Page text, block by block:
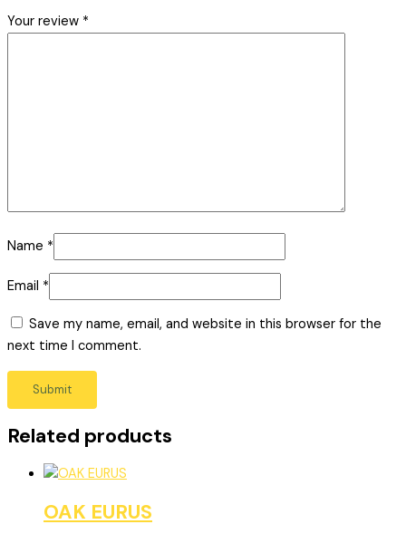
Your review *
Name *
Email *
Save my name, email, and website in this browser for the
next time I comment.
Related products
OAK EURUS